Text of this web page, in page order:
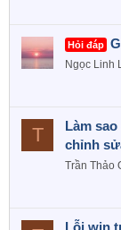
Hỏi đáp
Ngọc Linh
T
Làm
chỉnh
Trần Thảo
Lỗi win